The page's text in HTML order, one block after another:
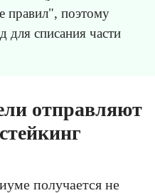
правил", поэтому
для списания части
отправляют
получается не